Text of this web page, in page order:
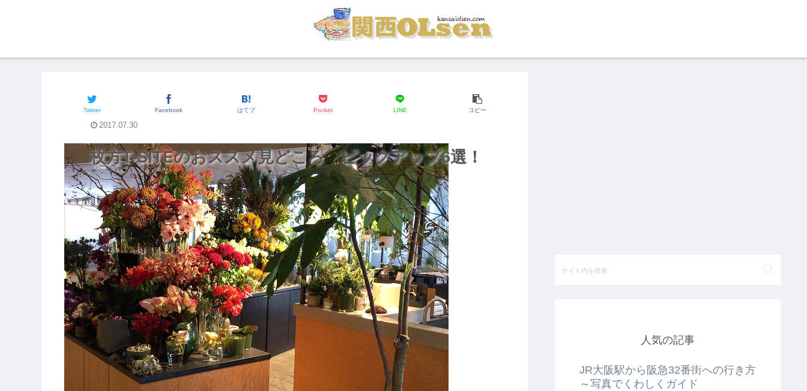
枚方T-SITEのおススメ見どころ ピックアップ6選！
Twitter Facebook はてブ Pocket LINE コピー
2017.07.30
人気の記事
JR大阪駅から阪急32番街への行き方
～写真でくわしくガイド